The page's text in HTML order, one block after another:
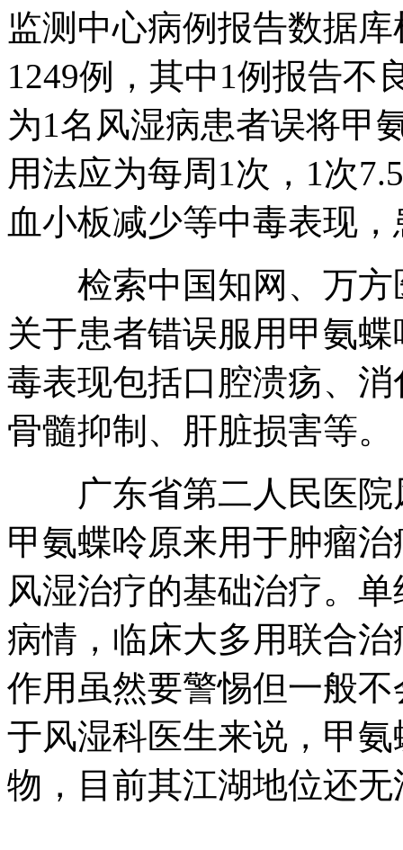
监测中心病例报告数据
1249例，其中1例报告不
为1名风湿病患者误将甲
用法应为每周1次，1次
血小板减少等中毒表现
检索中国知网、万方
关于患者错误服用甲氨
毒表现包括口腔溃疡、
骨髓抑制、肝脏损害等。
广东省第二人民医院
甲氨蝶呤原来用于肿瘤
风湿治疗的基础治疗。
病情，临床大多用联合
作用虽然要警惕但一般
于风湿科医生来说，甲
物，目前其江湖地位还